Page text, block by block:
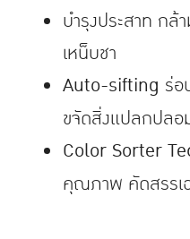
บำรุงประสาท กล้
เหน็บชา
Auto-sifting ร่
ขจัดสิ่งแปลกปลอ
Color Sorter
คุณภาพ คัดสรรเ